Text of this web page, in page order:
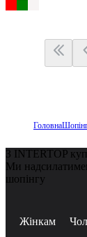
Головна
З INTERTOP
Ми
шопінгу
Жінкам